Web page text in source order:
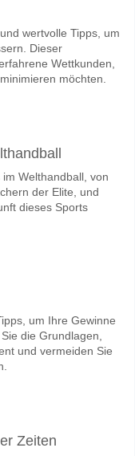
Al-Khabourah
Ergebnis von
wertvolle Tipps, um
Dieser
Wettkunden,
möchten.
Welthandball, von
der Elite, und
dieses Sports
um Ihre Gewinne
die Grundlagen,
und vermeiden Sie
Zeiten